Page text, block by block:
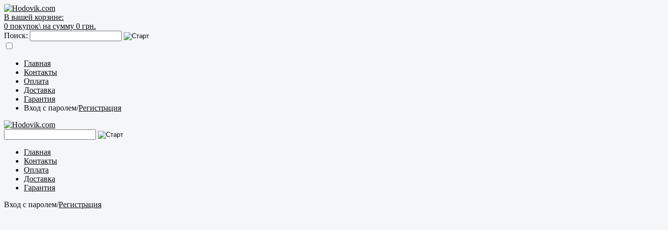
В вашей корзине:
0 покупок\ на сумму 0 грн.
Поиск:
Главная
Контакты
Оплата
Доставка
Гарантия
Вход с паролем/Регистрация
Главная
Контакты
Оплата
Доставка
Гарантия
Вход с паролем/Регистрация